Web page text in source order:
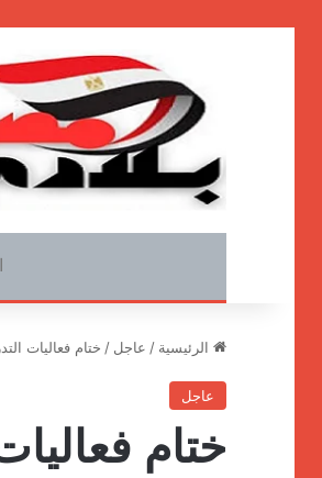
الرئيسية / عاجل / ختام فعاليات
عاجل
ختام